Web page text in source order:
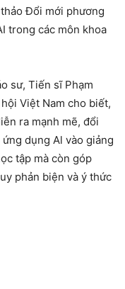
Đổi mới phương
trong các môn khoa
sư, Tiến sĩ Phạm
Việt Nam cho biết,
ra mạnh mẽ, đổi
dụng Al vào giảng
tập mà còn góp
phản biện và ý thức